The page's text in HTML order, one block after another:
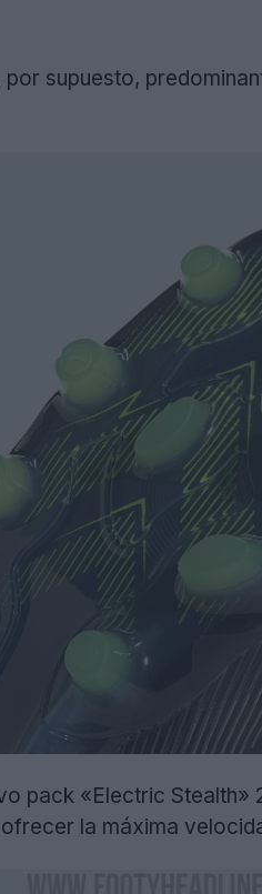
por supuesto,
pack «Electric Stealth»
la máxima